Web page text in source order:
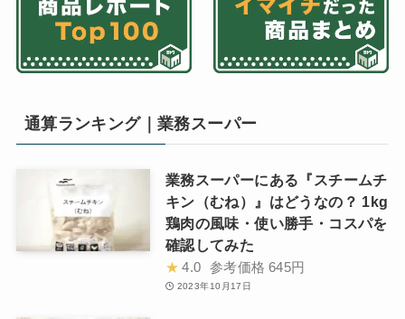
通算ランキング｜業務スーパー
業務スーパーにある『スチームチ
キン（むね）』はどうなの？ 1kg
鶏肉の風味・使い勝手・コスパを
確認してみた
★ 4.0 参考価格 645円
2023年10月17日